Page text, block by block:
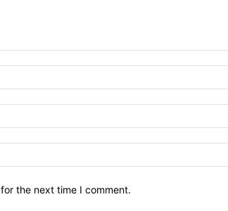
the next time I comment.